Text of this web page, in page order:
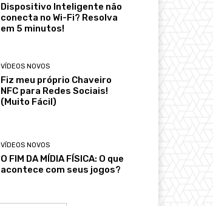
Dispositivo Inteligente não
conecta no Wi-Fi? Resolva
em 5 minutos!
VÍDEOS NOVOS
Fiz meu próprio Chaveiro
NFC para Redes Sociais!
(Muito Fácil)
VÍDEOS NOVOS
O FIM DA MÍDIA FÍSICA: O que
acontece com seus jogos?